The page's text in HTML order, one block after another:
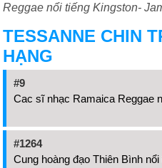
Reggae nổi tiếng Kingston-
TESSANNE CHIN
HẠNG
#9
Cac sĩ nhạc Ramaica Reggae
#1264
Cung hoàng đạo Thiên Bình nổi